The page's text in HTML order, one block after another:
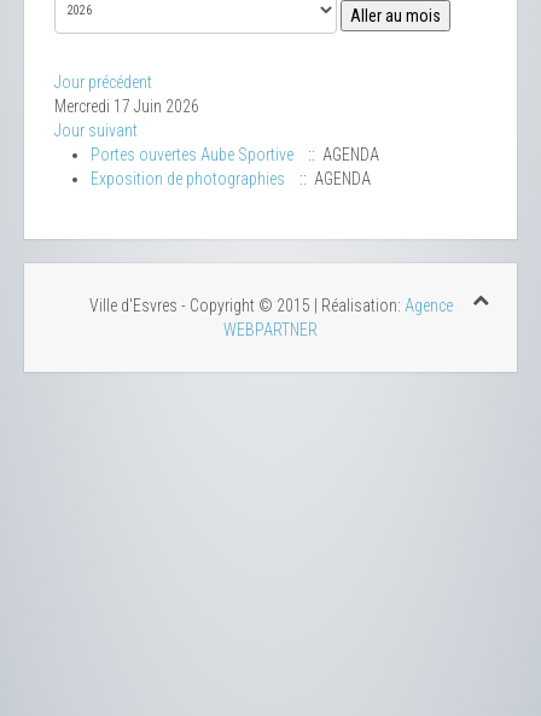
Aller au mois
Jour précédent
Mercredi 17 Juin 2026
Jour suivant
Portes ouvertes Aube Sportive
:: AGENDA
Exposition de photographies
:: AGENDA
Ville d'Esvres - Copyright © 2015 | Réalisation: Agence
WEBPARTNER